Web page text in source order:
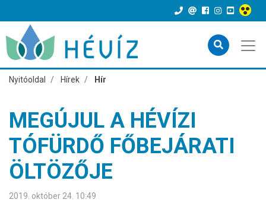
Nyitóoldal Hírek Hír
MEGÚJUL A HÉVÍZI
TÓFÜRDŐ FŐBEJÁRATI
ÖLTÖZŐJE
2019. október 24. 10:49